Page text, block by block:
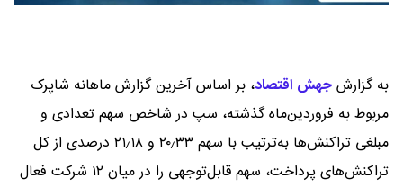
به گزارشجهش اقتصاد، بر اساس آخرین گزارش ماهانه شاپرک
مربوط به فروردین‌ماه گذشته، سپ در شاخص سهم تعدادی و
مبلغی تراکنش‌ها به‌ترتیب با سهم ۲۰٫۳۳ و ۲۱٫۱۸ درصدی از کل
تراکنش‌های پرداخت، سهم قابل‌توجهی را در میان ۱۲ شرکت فعال